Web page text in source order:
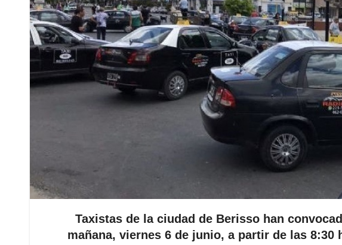
Taxistas de la ciudad de Berisso han
mañana, viernes 6 de junio, a partir de las